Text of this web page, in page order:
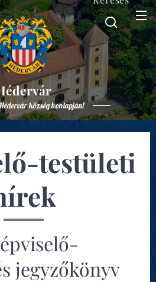
község honlapján!
testületi
jegyzőkönyv